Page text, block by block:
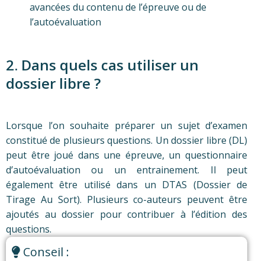
avancées du contenu de l’épreuve ou de
l’autoévaluation
2. Dans quels cas utiliser un
dossier libre ?
Lorsque l’on souhaite préparer un sujet d’examen
constitué de plusieurs questions. Un dossier libre (DL)
peut être joué dans une épreuve, un questionnaire
d’autoévaluation ou un entrainement. Il peut
également être utilisé dans un DTAS (Dossier de
Tirage Au Sort). Plusieurs co-auteurs peuvent être
ajoutés au dossier pour contribuer à l’édition des
questions.
Conseil :